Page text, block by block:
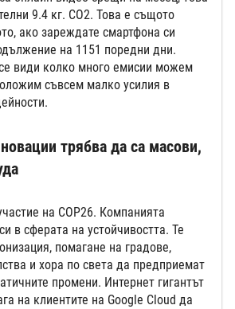
9.4 кг. СО2. Това е същото
ако зареждате смартфона си
на 1151 поредни дни.
види колко много емисии можем
съвсем малко усилия в
трябва да са масови,
на COP26. Компанията
в сферата на устойчивостта. Те
помагане на градове,
и хора по света да предприемат
промени. Интернет гигантът
на клиентите на Google Cloud да